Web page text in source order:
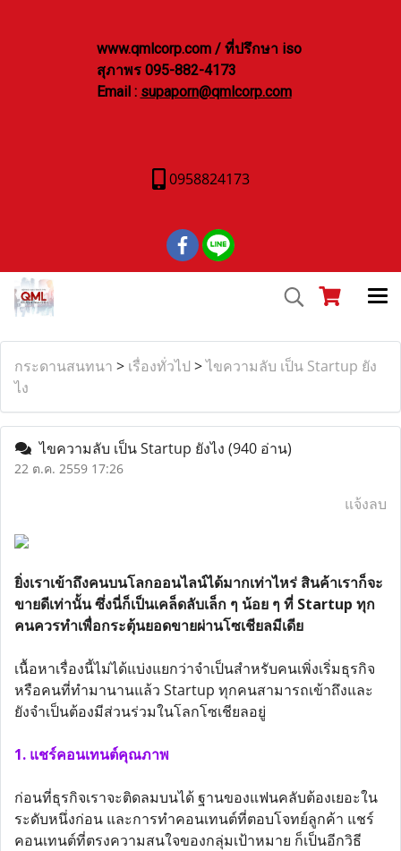
www.qmlcorp.com / ที่ปรึกษา iso
สุภาพร 095-882-4173
Email : supaporn@qmlcorp.com
0958824173
กระดานสนทนา > เรื่องทั่วไป >ไขความลับ เป็น Startup ยัง
ไง
ไขความลับ เป็น Startup ยังไง (940 อ่าน)
22 ต.ค. 2559 17:26
แจ้งลบ
ยิ่งเราเข้าถึงคนบนโลกออนไลน์ได้มากเท่าไหร่ สินค้าเราก็จะ
ขายดีเท่านั้น ซึ่งนี่ก็เป็นเคล็ดลับเล็ก ๆ น้อย ๆ ที่ Startup ทุก
คนควรทำเพื่อกระตุ้นยอดขายผ่านโซเชียลมีเดีย
เนื้อหาเรื่องนี้ไม่ได้แบ่งแยกว่าจำเป็นสำหรับคนเพิ่งเริ่มธุรกิจ
หรือคนที่ทำมานานแล้ว Startup ทุกคนสามารถเข้าถึงและ
ยังจำเป็นต้องมีส่วนร่วมในโลกโซเชียลอยู่
1. แชร์คอนเทนต์คุณภาพ
ก่อนที่ธุรกิจเราจะติดลมบนได้ ฐานของแฟนคลับต้องเยอะใน
ระดับหนึ่งก่อน และการทำคอนเทนต์ที่ตอบโจทย์ลูกค้า แชร์
คอนเทนต์ที่ตรงความสนใจของกลุ่มเป้าหมาย ก็เป็นอีกวิธี